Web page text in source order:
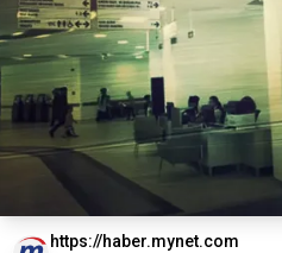
https://haber.mynet.com